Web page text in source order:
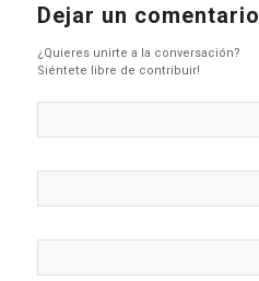
Dejar un comentario
¿Quieres unirte a la conversación?
Siéntete libre de contribuir!